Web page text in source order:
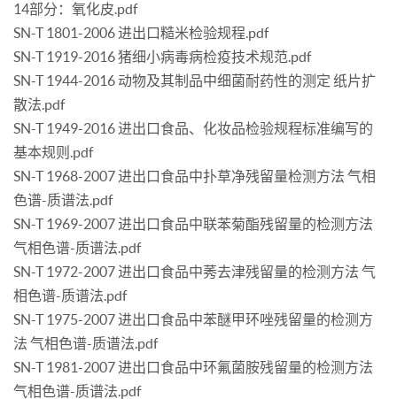
14部分：氧化皮.pdf
SN-T 1801-2006 进出口糙米检验规程.pdf
SN-T 1919-2016 猪细小病毒病检疫技术规范.pdf
SN-T 1944-2016 动物及其制品中细菌耐药性的测定 纸片扩
散法.pdf
SN-T 1949-2016 进出口食品、化妆品检验规程标准编写的
基本规则.pdf
SN-T 1968-2007 进出口食品中扑草净残留量检测方法 气相
色谱-质谱法.pdf
SN-T 1969-2007 进出口食品中联苯菊酯残留量的检测方法
气相色谱-质谱法.pdf
SN-T 1972-2007 进出口食品中莠去津残留量的检测方法 气
相色谱-质谱法.pdf
SN-T 1975-2007 进出口食品中苯醚甲环唑残留量的检测方
法 气相色谱-质谱法.pdf
SN-T 1981-2007 进出口食品中环氟菌胺残留量的检测方法
气相色谱-质谱法.pdf